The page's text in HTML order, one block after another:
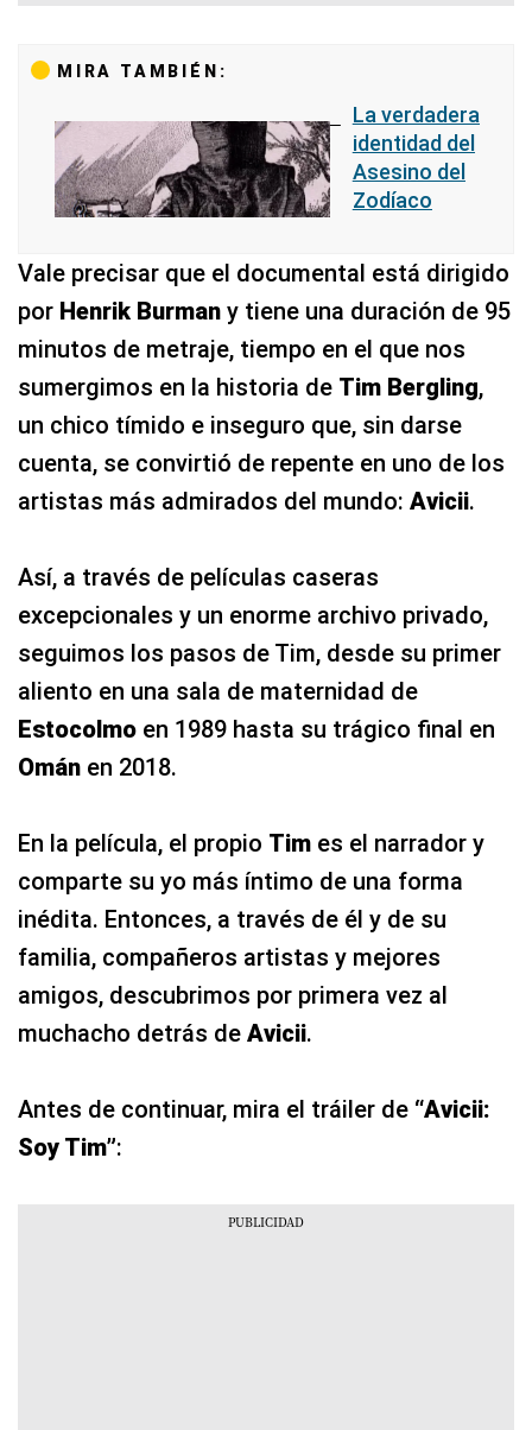
MIRA TAMBIÉN:
La verdadera
identidad del
Asesino del
Zodíaco
Vale precisar que el documental está dirigido
por Henrik Burman y tiene una duración de 95
minutos de metraje, tiempo en el que nos
sumergimos en la historia de Tim Bergling,
un chico tímido e inseguro que, sin darse
cuenta, se convirtió de repente en uno de los
artistas más admirados del mundo: Avicii.
Así, a través de películas caseras
excepcionales y un enorme archivo privado,
seguimos los pasos de Tim, desde su primer
aliento en una sala de maternidad de
Estocolmo en 1989 hasta su trágico final en
Omán en 2018.
En la película, el propio Tim es el narrador y
comparte su yo más íntimo de una forma
inédita. Entonces, a través de él y de su
familia, compañeros artistas y mejores
amigos, descubrimos por primera vez al
muchacho detrás de Avicii.
Antes de continuar, mira el tráiler de “Avicii:
Soy Tim”: